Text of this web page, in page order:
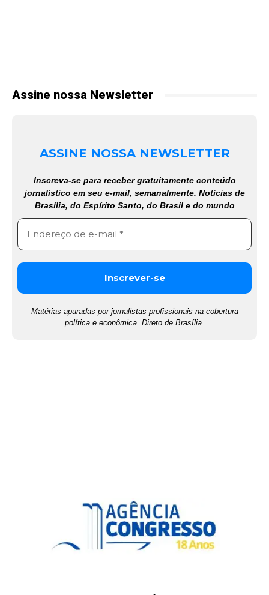
Assine nossa Newsletter
ASSINE NOSSA NEWSLETTER
Inscreva-se para receber gratuitamente conteúdo
jornalístico em seu e-mail, semanalmente. Notícias de
Brasília, do Espírito Santo, do Brasil e do mundo
Matérias apuradas por jornalistas profissionais na cobertura
política e econômica. Direto de Brasília.